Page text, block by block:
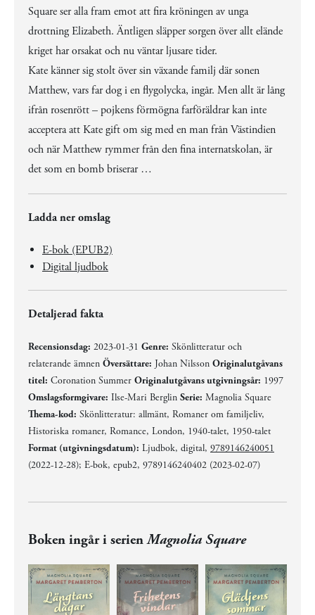
Square ser alla fram emot att fira kröningen av unga
drottning Elizabeth. Äntligen släpper sorgen över allt elände
kriget har orsakat och nu väntar ljusare tider.
Kate känner sig stolt över sin växande familj där sonen
Matthew, vars far dog i en flygolycka, ingår. Men allt är lång
ifrån rosenrött – pojkens förmögna farföräldrar kan inte
acceptera att Kate gift om sig med en man från Västindien
och när Matthew rymmer från den fina internatskolan, är
det som en bomb briserar …
Ladda ner omslag
E-bok (EPUB2)
Digital ljudbok
Detaljerad fakta
Recensionsdag: 2023-01-31 Genre: Skönlitteratur och
relaterande ämnen Översättare: Johan Nilsson Originalutgåvans
titel: Coronation Summer Originalutgåvans utgivningsår: 1997
Omslagsformgivare: Ilse-Mari Berglin Serie: Magnolia Square
Thema-kod: Skönlitteratur: allmänt, Romaner om familjeliv,
Historiska romaner, Romance, London, 1940-talet, 1950-talet
Format (utgivningsdatum): Ljudbok, digital, 9789146240051
(2022-12-28); E-bok, epub2, 9789146240402 (2023-02-07)
Boken ingår i serienMagnolia Square